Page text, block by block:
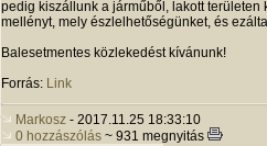
pedig kiszállunk a járműből, lakott
mellényt, mely észlelhetőségünket, és
Balesetmentes közlekedést kívánunk!
Forrás: Link
Markosz - 2017.11.25 18:33:10
0 hozzászólás ~ 931 megnyitás